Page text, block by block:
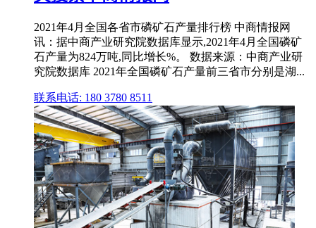
2021年4月全国各省市磷矿石产量排行榜 中商情报网
讯：据中商产业研究院数据库显示,2021年4月全国磷矿
石产量为824万吨,同比增长%。 数据来源：中商产业研
究院数据库 2021年全国磷矿石产量前三省市分别是湖...
联系电话: 180 3780 8511